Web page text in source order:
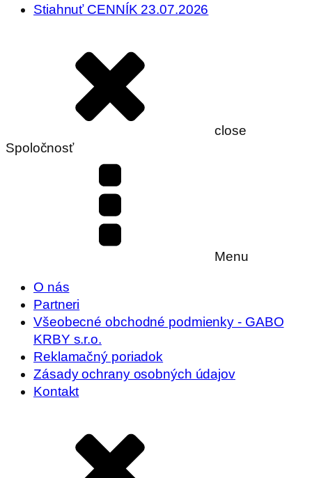
Stiahnuť CENNÍK 23.07.2026
close
Spoločnosť
Menu
O nás
Partneri
Všeobecné obchodné podmienky - GABO
KRBY s.r.o.
Reklamačný poriadok
Zásady ochrany osobných údajov
Kontakt